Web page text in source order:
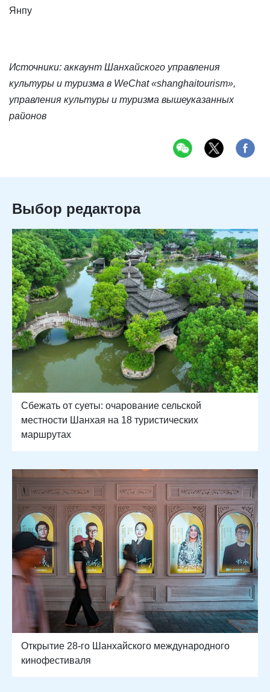
Янпу
Источники: аккаунт Шанхайского управления
культуры и туризма в WeChat «shanghaitourism»,
управления культуры и туризма вышеуказанных
районов
Выбор редактора
Сбежать от суеты: очарование сельской
местности Шанхая на 18 туристических
маршрутах
Открытие 28-го Шанхайского международного
кинофестиваля